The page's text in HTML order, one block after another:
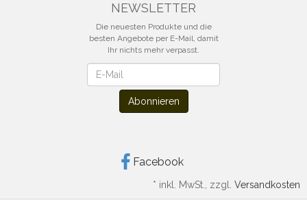
NEWSLETTER
Die neuesten Produkte und die
besten Angebote per E-Mail, damit
Ihr nichts mehr verpasst.
Abonnieren
Facebook
* inkl. MwSt., zzgl. Versandkosten